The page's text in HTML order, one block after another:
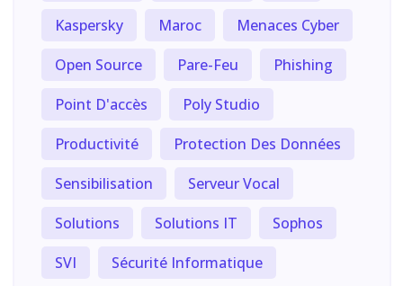
Kaspersky
Maroc
Menaces Cyber
Open Source
Pare-Feu
Phishing
Point D'accès
Poly Studio
Productivité
Protection Des Données
Sensibilisation
Serveur Vocal
Solutions
Solutions IT
Sophos
SVI
Sécurité Informatique